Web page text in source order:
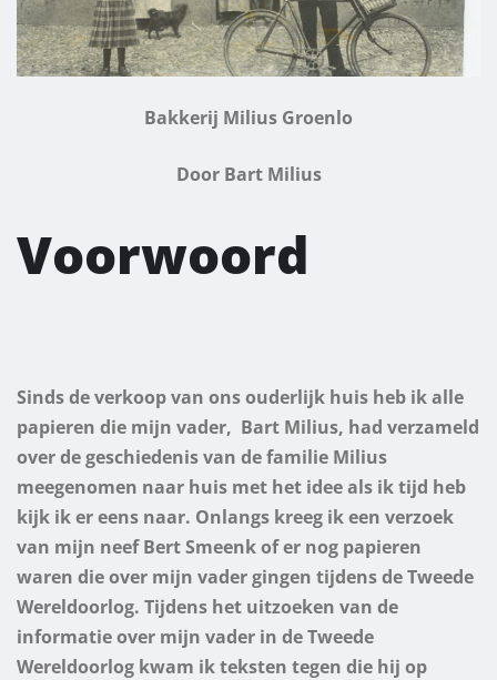
Bakkerij Milius Groenlo
Door Bart Milius
Voorwoord
Sinds de verkoop van ons ouderlijk huis heb ik alle
papieren die mijn vader, Bart Milius, had verzameld
over de geschiedenis van de familie Milius
meegenomen naar huis met het idee als ik tijd heb
kijk ik er eens naar. Onlangs kreeg ik een verzoek
van mijn neef Bert Smeenk of er nog papieren
waren die over mijn vader gingen tijdens de Tweede
Wereldoorlog. Tijdens het uitzoeken van de
informatie over mijn vader in de Tweede
Wereldoorlog kwam ik teksten tegen die hij op